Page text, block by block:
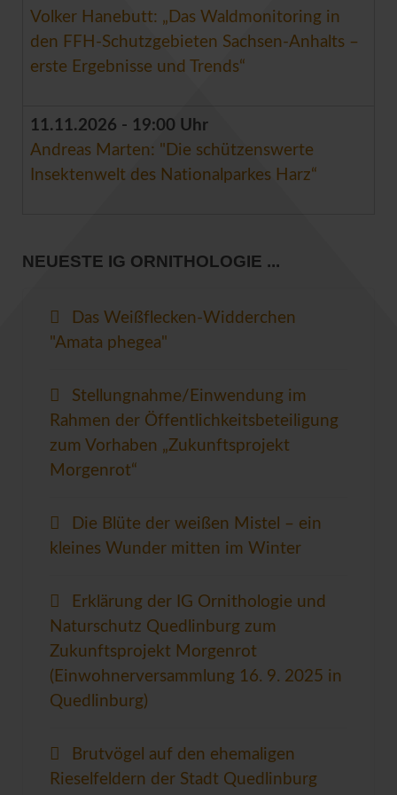
Volker Hanebutt: „Das Waldmonitoring in
den FFH-Schutzgebieten Sachsen-Anhalts –
erste Ergebnisse und Trends“
11.11.2026 - 19:00 Uhr
Andreas Marten: "Die schützenswerte
Insektenwelt des Nationalparkes Harz“
NEUESTE IG ORNITHOLOGIE ...
Das Weißflecken-Widderchen
"Amata phegea"
Stellungnahme/Einwendung im
Rahmen der Öffentlichkeitsbeteiligung
zum Vorhaben „Zukunftsprojekt
Morgenrot“
Die Blüte der weißen Mistel – ein
kleines Wunder mitten im Winter
Erklärung der IG Ornithologie und
Naturschutz Quedlinburg zum
Zukunftsprojekt Morgenrot
(Einwohnerversammlung 16. 9. 2025 in
Quedlinburg)
Brutvögel auf den ehemaligen
Rieselfeldern der Stadt Quedlinburg